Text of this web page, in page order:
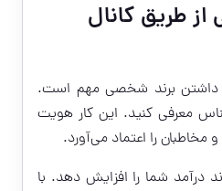
طریق کانال
داشتن برند شخصی مهم است.
معرفی کنید. این کار هویت
را اعتماد می‌آورد.
درآمد شما را افزایش دهد. با